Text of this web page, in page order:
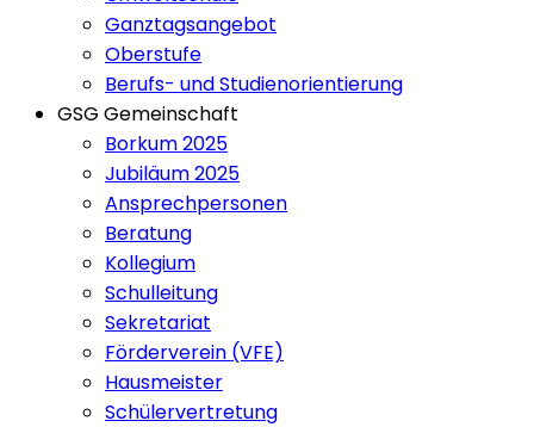
Ganztagsangebot
Oberstufe
Berufs- und Studienorientierung
GSG Gemeinschaft
Borkum 2025
Jubiläum 2025
Ansprechpersonen
Beratung
Kollegium
Schulleitung
Sekretariat
Förderverein (VFE)
Hausmeister
Schülervertretung